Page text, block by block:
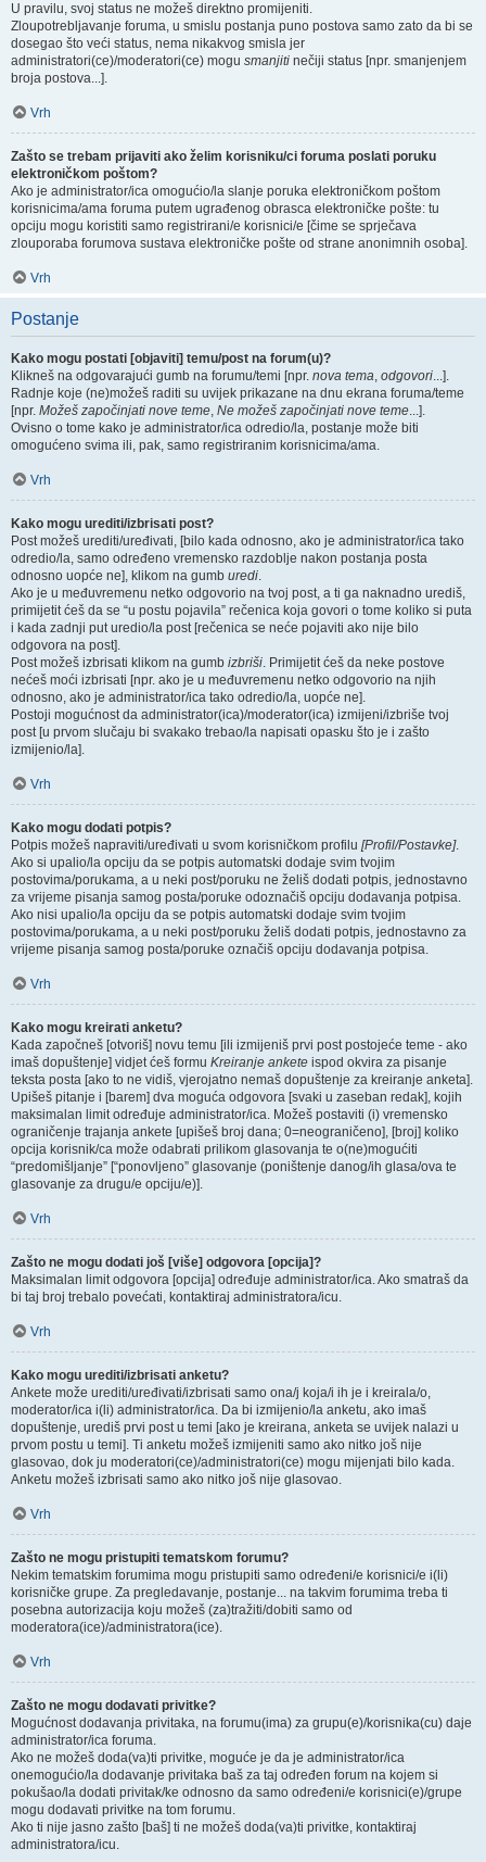
U pravilu, svoj status ne možeš direktno promijeniti.
Zloupotrebljavanje foruma, u smislu postanja puno postova samo zato da bi se
dosegao što veći status, nema nikakvog smisla jer
administratori(ce)/moderatori(ce) mogu smanjiti nečiji status [npr. smanjenjem
broja postova...].
Vrh
Zašto se trebam prijaviti ako želim korisniku/ci foruma poslati poruku
elektroničkom poštom?
Ako je administrator/ica omogućio/la slanje poruka elektroničkom poštom
korisnicima/ama foruma putem ugrađenog obrasca elektroničke pošte: tu
opciju mogu koristiti samo registrirani/e korisnici/e [čime se sprječava
zlouporaba forumova sustava elektroničke pošte od strane anonimnih osoba].
Vrh
Postanje
Kako mogu postati [objaviti] temu/post na forum(u)?
Klikneš na odgovarajući gumb na forumu/temi [npr. nova tema, odgovori...].
Radnje koje (ne)možeš raditi su uvijek prikazane na dnu ekrana foruma/teme
[npr. Možeš započinjati nove teme, Ne možeš započinjati nove teme...].
Ovisno o tome kako je administrator/ica odredio/la, postanje može biti
omogućeno svima ili, pak, samo registriranim korisnicima/ama.
Vrh
Kako mogu urediti/izbrisati post?
Post možeš urediti/uređivati, [bilo kada odnosno, ako je administrator/ica tako
odredio/la, samo određeno vremensko razdoblje nakon postanja posta
odnosno uopće ne], klikom na gumb uredi.
Ako je u međuvremenu netko odgovorio na tvoj post, a ti ga naknadno urediš,
primijetit ćeš da se “u postu pojavila” rečenica koja govori o tome koliko si puta
i kada zadnji put uredio/la post [rečenica se neće pojaviti ako nije bilo
odgovora na post].
Post možeš izbrisati klikom na gumb izbriši. Primijetit ćeš da neke postove
nećeš moći izbrisati [npr. ako je u međuvremenu netko odgovorio na njih
odnosno, ako je administrator/ica tako odredio/la, uopće ne].
Postoji mogućnost da administrator(ica)/moderator(ica) izmijeni/izbriše tvoj
post [u prvom slučaju bi svakako trebao/la napisati opasku što je i zašto
izmijenio/la].
Vrh
Kako mogu dodati potpis?
Potpis možeš napraviti/uređivati u svom korisničkom profilu [Profil/Postavke].
Ako si upalio/la opciju da se potpis automatski dodaje svim tvojim
postovima/porukama, a u neki post/poruku ne želiš dodati potpis, jednostavno
za vrijeme pisanja samog posta/poruke odoznačiš opciju dodavanja potpisa.
Ako nisi upalio/la opciju da se potpis automatski dodaje svim tvojim
postovima/porukama, a u neki post/poruku želiš dodati potpis, jednostavno za
vrijeme pisanja samog posta/poruke označiš opciju dodavanja potpisa.
Vrh
Kako mogu kreirati anketu?
Kada započneš [otvoriš] novu temu [ili izmijeniš prvi post postojeće teme - ako
imaš dopuštenje] vidjet ćeš formu Kreiranje ankete ispod okvira za pisanje
teksta posta [ako to ne vidiš, vjerojatno nemaš dopuštenje za kreiranje anketa].
Upišeš pitanje i [barem] dva moguća odgovora [svaki u zaseban redak], kojih
maksimalan limit određuje administrator/ica. Možeš postaviti (i) vremensko
ograničenje trajanja ankete [upišeš broj dana; 0=neograničeno], [broj] koliko
opcija korisnik/ca može odabrati prilikom glasovanja te o(ne)mogućiti
“predomišljanje” [“ponovljeno” glasovanje (poništenje danog/ih glasa/ova te
glasovanje za drugu/e opciju/e)].
Vrh
Zašto ne mogu dodati još [više] odgovora [opcija]?
Maksimalan limit odgovora [opcija] određuje administrator/ica. Ako smatraš da
bi taj broj trebalo povećati, kontaktiraj administratora/icu.
Vrh
Kako mogu urediti/izbrisati anketu?
Ankete može urediti/uređivati/izbrisati samo ona/j koja/i ih je i kreirala/o,
moderator/ica i(li) administrator/ica. Da bi izmijenio/la anketu, ako imaš
dopuštenje, urediš prvi post u temi [ako je kreirana, anketa se uvijek nalazi u
prvom postu u temi]. Ti anketu možeš izmijeniti samo ako nitko još nije
glasovao, dok ju moderatori(ce)/administratori(ce) mogu mijenjati bilo kada.
Anketu možeš izbrisati samo ako nitko još nije glasovao.
Vrh
Zašto ne mogu pristupiti tematskom forumu?
Nekim tematskim forumima mogu pristupiti samo određeni/e korisnici/e i(li)
korisničke grupe. Za pregledavanje, postanje... na takvim forumima treba ti
posebna autorizacija koju možeš (za)tražiti/dobiti samo od
moderatora(ice)/administratora(ice).
Vrh
Zašto ne mogu dodavati privitke?
Mogućnost dodavanja privitaka, na forumu(ima) za grupu(e)/korisnika(cu) daje
administrator/ica foruma.
Ako ne možeš doda(va)ti privitke, moguće je da je administrator/ica
onemogućio/la dodavanje privitaka baš za taj određen forum na kojem si
pokušao/la dodati privitak/ke odnosno da samo određeni/e korisnici(e)/grupe
mogu dodavati privitke na tom forumu.
Ako ti nije jasno zašto [baš] ti ne možeš doda(va)ti privitke, kontaktiraj
administratora/icu.